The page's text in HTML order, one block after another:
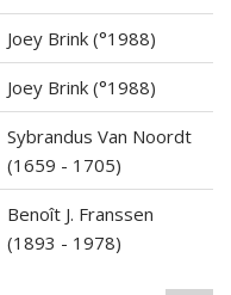
Joey Brink (°1988)
Joey Brink (°1988)
Sybrandus Van Noordt
(1659 - 1705)
Benoît J. Franssen
(1893 - 1978)